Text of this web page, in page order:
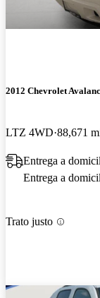
2012 Chevrolet
LTZ 4WD 88,671
Entrega a
Entrega a
Trato justo